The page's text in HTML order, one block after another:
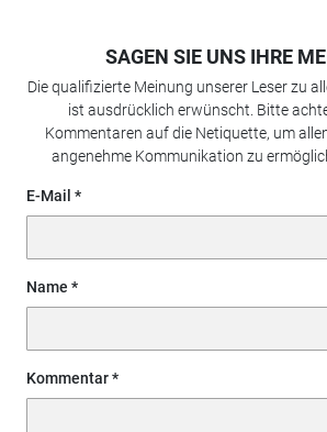
SAGEN SIE UNS IHRE
Die qualifizierte Meinung unserer Leser zu
ist ausdrücklich erwünscht. Bitte
Kommentaren auf die Netiquette, um
angenehme Kommunikation zu
E-Mail
Name
Kommentar